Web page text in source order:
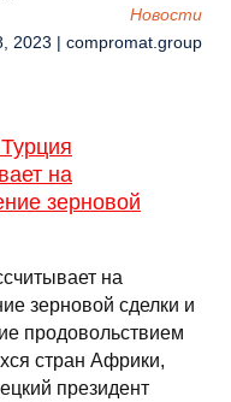
Новости
2023 | compromat.group
на
зерновой
на
зерновой сделки и
продовольствием
стран Африки,
президент